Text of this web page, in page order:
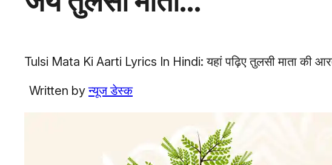
Tulsi Mata Ki Aarti Lyrics In Hindi: यहां पढ़िए तुलसी माता की
Written by न्यूज डेस्क